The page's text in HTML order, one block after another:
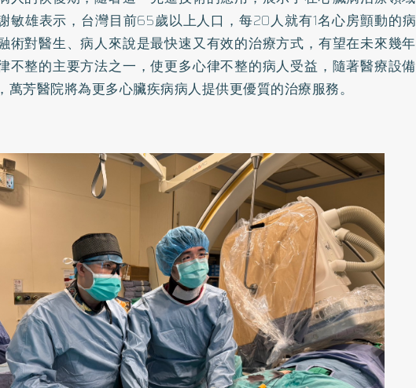
敏雄表示，台灣目前65歲以上人口，每20人就有1名心房顫動的病
術對醫生、病人來說是最快速又有效的治療方式，有望在未來幾年
不整的主要方法之一，使更多心律不整的病人受益，隨著醫療設備
萬芳醫院將為更多心臟疾病病人提供更優質的治療服務。